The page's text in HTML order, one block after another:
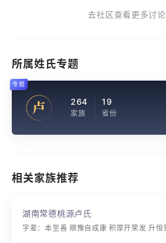
去社区查看更多讨论
所属姓氏专题
卢 264
家族
19
省份
专题
相关家族推荐
湖南常德桃源卢氏